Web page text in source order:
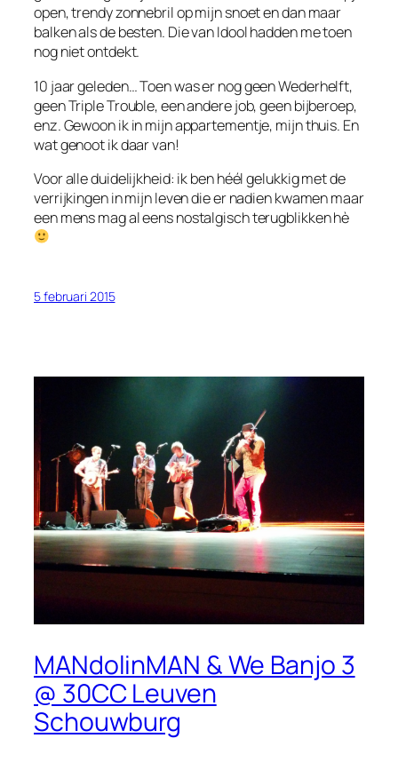
open, trendy zonnebril op mijn snoet en dan maar
balken als de besten. Die van Idool hadden me toen
nog niet ontdekt.
10 jaar geleden… Toen was er nog geen Wederhelft,
geen Triple Trouble, een andere job, geen bijberoep,
enz. Gewoon ik in mijn appartementje, mijn thuis. En
wat genoot ik daar van!
Voor alle duidelijkheid: ik ben héél gelukkig met de
verrijkingen in mijn leven die er nadien kwamen maar
een mens mag al eens nostalgisch terugblikken hè
5 februari 2015
MANdolinMAN & We Banjo 3
@ 30CC Leuven
Schouwburg